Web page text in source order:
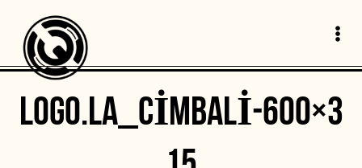
LOGO.LA_CIMBALI-600×3